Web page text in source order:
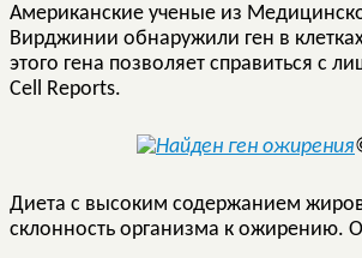
Американские ученые из
Вирджинии обнаружили ген в
этого гена позволяет справиться с
Cell Reports.
Диета с высоким содержанием жиров
склонность организма к ожирению.